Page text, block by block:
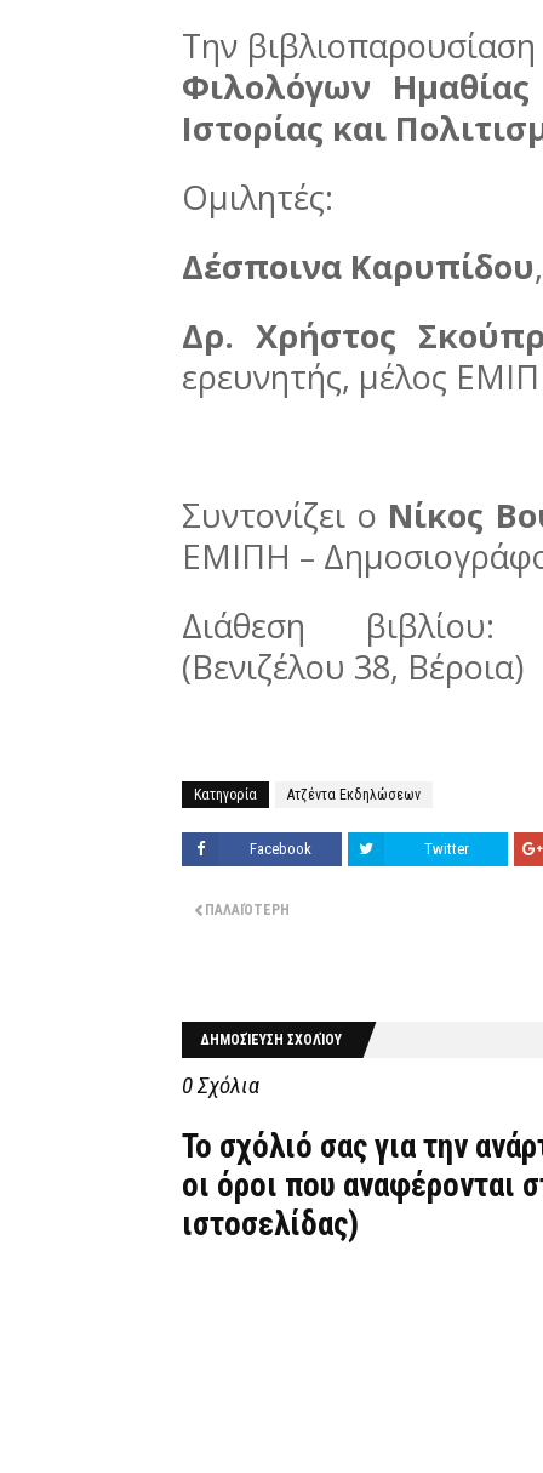
Την
Φιλολόγων Ημαθίας
Ιστορίας και
Ομιλητές:
Δέσποινα Καρυπίδου
Δρ. Χρήστος
ερευνητής, μέλος
Συντονίζει ο Νίκος
ΕΜΙΠΗ –
Διάθεση
(Βενιζέλου 38, Βέροια)
Κατηγορία Ατζέντα Εκδηλώσεων
Facebook Twitter
ΠΑΛΑΙΌΤΕΡΗ
ΔΗΜΟΣΊΕΥΣΗ ΣΧΟΛΊΟΥ
0 Σχόλια
Το σχόλιό σας για την
οι όροι που αναφέρονται
ιστοσελίδας)